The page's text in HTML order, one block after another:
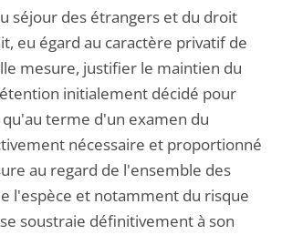
séjour des étrangers et du droit
eu égard au caractère privatif de
mesure, justifier le maintien du
initialement décidé pour
terme d'un examen du
nécessaire et proportionné
au regard de l'ensemble des
l'espèce et notamment du risque
soustraie définitivement à son